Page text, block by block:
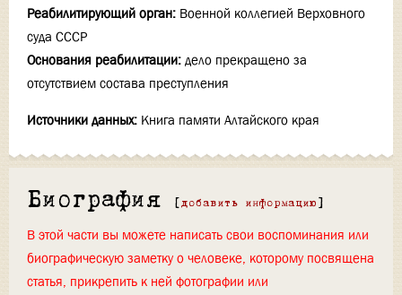
Реабилитирующий орган: Военной коллегией Верховного
суда СССР
Основания реабилитации: дело прекращено за
отсутствием состава преступления
Источники данных: Книга памяти Алтайского края
Биография [ добавить информацию ]
В этой части вы можете написать свои воспоминания или
биографическую заметку о человеке, которому посвящена
статья, прикрепить к ней фотографии или